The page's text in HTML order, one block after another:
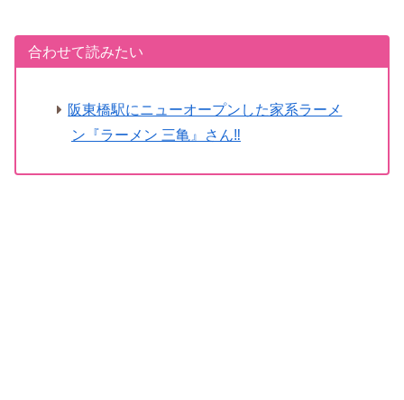
合わせて読みたい
阪東橋駅にニューオープンした家系ラーメ
ン『ラーメン 三亀』さん‼